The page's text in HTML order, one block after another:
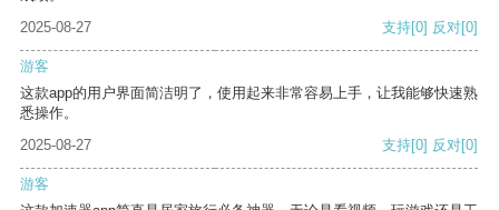
2025-08-27
支持[0] 反对[0]
游客
这款app的用户界面简洁明了，使用起来非常容易上手，让我能够快速熟
悉操作。
2025-08-27
支持[0] 反对[0]
游客